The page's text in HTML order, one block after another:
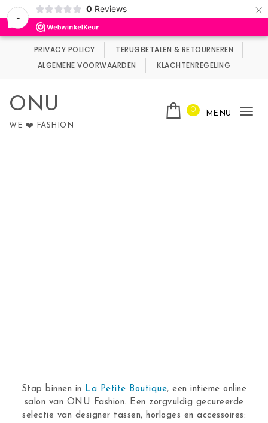
-
0 Reviews ×
Wij maken gebruik van cookies.
PRIVACY POLICY
TERUGBETALEN & RETOURNEREN
ALGEMENE VOORWAARDEN
KLACHTENREGELING
ONU
WE ❤️ FASHION
0 MENU
Stap binnen in La Petite Boutique, een intieme online
salon van ONU Fashion. Een zorgvuldig gecureerde
selectie van designer tassen, horloges en accessoires: